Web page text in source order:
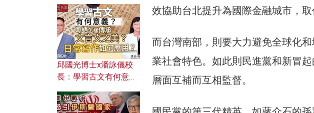
效協助台北提升為國際金融城市，取
而台灣南部，則要大力避免全球化
業社會特色。如此則民進黨和新冒
層面互補而互相監督。
風險攻擊美軍，背後有
何盤算？
邱國光博士x潘詠儀校
長：學習古文有何意
文之美？ 日常寫作如何